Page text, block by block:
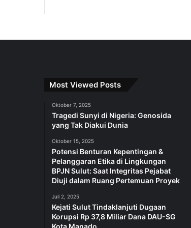
Most Viewed Posts
Oktober 7, 2025
Tragedi Sunyi di Nigeria: Genosida
yang Tak Diakui Dunia
Oktober 15, 2025
Potensi Benturan Kepentingan &
Pelanggaran Etika di Lingkungan
BPJN Sulut: Saat Integritas Pejabat
Diuji dalam Ruang Pertemuan Proyek
Juli 2, 2025
Kejati Sulut Tindaklanjuti Dugaan
Korupsi Rp 37,8 Miliar Dana DAU-SG
Kota Manado